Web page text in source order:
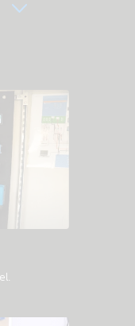
és válaszok
.